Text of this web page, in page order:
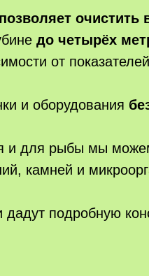
очистить
до четырёх
от
и оборудования
и для рыбы мы
камней и
подробную